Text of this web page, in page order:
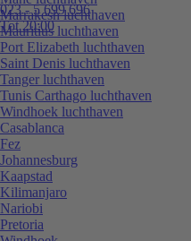
023 - 5 699 696
Tot 20:00
Marrakesh luchthaven
Mauritius luchthaven
Port Elizabeth luchthaven
Saint Denis luchthaven
Tanger luchthaven
Tunis Carthago luchthaven
Windhoek luchthaven
Casablanca
Fez
Johannesburg
Kaapstad
Kilimanjaro
Nariobi
Pretoria